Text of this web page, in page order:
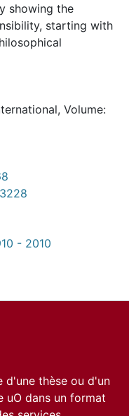
showing the
starting with
Volume:
- 2010
d'une thèse ou d'un
uO dans un format